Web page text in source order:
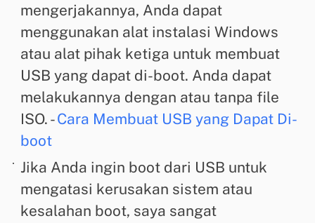
mengerjakannya, Anda dapat
menggunakan alat instalasi Windows
atau alat pihak ketiga untuk membuat
USB yang dapat di-boot. Anda dapat
melakukannya dengan atau tanpa file
ISO. -Cara Membuat USB yang Dapat Di-
boot
Jika Anda ingin boot dari USB untuk
mengatasi kerusakan sistem atau
kesalahan boot, saya sangat